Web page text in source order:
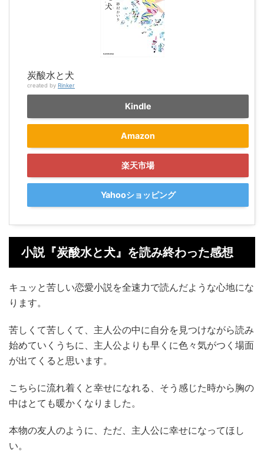
炭酸水と犬
created by Rinker
Kindle
Amazon
楽天市場
Yahooショッピング
小説『炭酸水と犬』を読み終わった感想
キュッと苦しい恋愛小説を全速力で読んだような心地にな
ります。
苦しくて苦しくて、主人公の中に自分を見つけながら読み
始めていくうちに、主人公よりも早くに色々気がつく場面
が出てくると思います。
こちらに流れ着くと幸せになれる、そう感じた時から胸の
中はとても暖かくなりました。
本物の友人のように、ただ、主人公に幸せになってほし
い。